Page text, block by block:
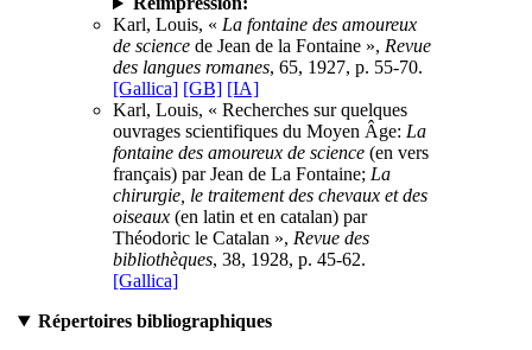
Karl, Louis, « La fontaine des amoureux
de science de Jean de la Fontaine », Revue
des langues romanes, 65, 1927, p. 55-70.
[Gallica] [GB] [IA]
Karl, Louis, « Recherches sur quelques
ouvrages scientifiques du Moyen Âge: La
fontaine des amoureux de science (en vers
français) par Jean de La Fontaine; La
chirurgie, le traitement des chevaux et des
oiseaux (en latin et en catalan) par
Théodoric le Catalan », Revue des
bibliothèques, 38, 1928, p. 45-62.
[Gallica]
Répertoires bibliographiques